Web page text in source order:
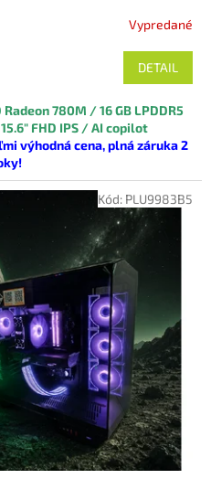
Vypredané
DETAIL
780M / 16 GB LPDDR5
FHD IPS / AI copilot
výhodná cena, plná záruka 2
stave v náhradnej krabici!
Kód: PLU9983B5